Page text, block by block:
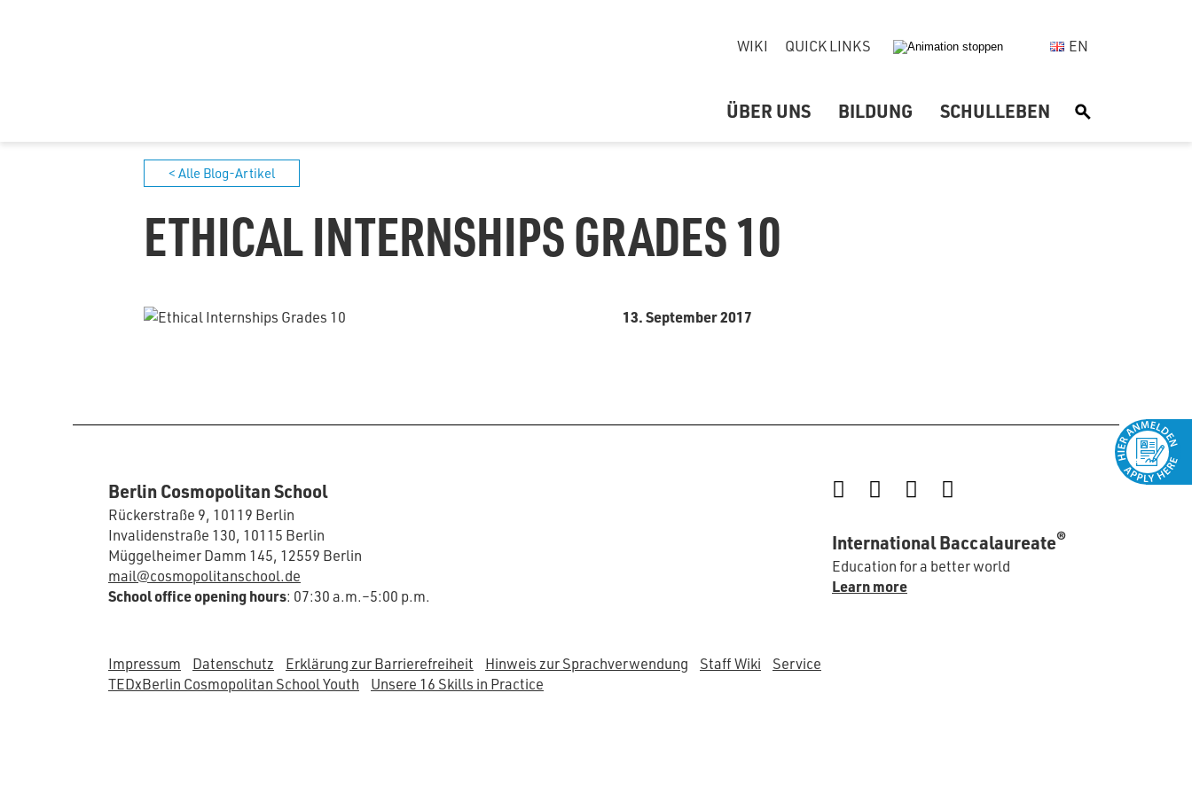
WIKI QUICK LINKS EN
ÜBER UNS BILDUNG SCHULLEBEN S
< Alle Blog-Artikel
ETHICAL INTERNSHIPS GRADES 10
13. September 2017
Berlin Cosmopolitan School
Rückerstraße 9, 10119 Berlin
Invalidenstraße 130, 10115 Berlin
Müggelheimer Damm 145, 12559 Berlin
mail@cosmopolitanschool.de
School office opening hours: 07:30 a.m.–5:00 p.m.
InstagramFacebookLinkedIn
International Baccalaureate®
Education for a better world
Learn more
Impressum Datenschutz Erklärung zur Barrierefreiheit Hinweis zur Sprachverwendung Staff Wiki
Service
TEDxBerlin Cosmopolitan School Youth
Unsere 16 Skills in Practice